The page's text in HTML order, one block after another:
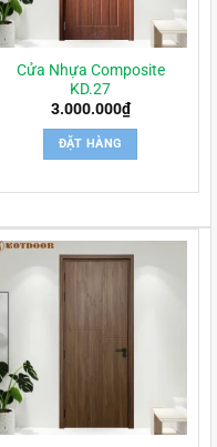
Cửa Nhựa Composite
KD.27
3.000.000₫
ĐẶT HÀNG